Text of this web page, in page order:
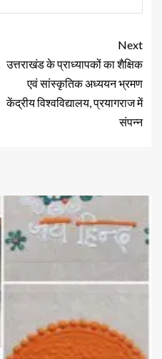
Next
उत्तराखंड के प्राध्यापकों का शैक्षिक
एवं सांस्कृतिक अध्ययन भ्रमण
केंद्रीय विश्वविद्यालय, प्रयागराज में
संपन्न